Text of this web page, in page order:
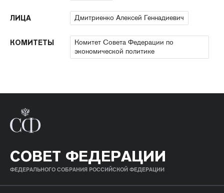
ЛИЦА Дмитриенко Алексей Геннадиевич
КОМИТЕТЫ
Комитет Совета Федерации по
экономической политике
СОВЕТ ФЕДЕРАЦИИ
ФЕДЕРАЛЬНОГО СОБРАНИЯ РОССИЙСКОЙ ФЕДЕРАЦИИ